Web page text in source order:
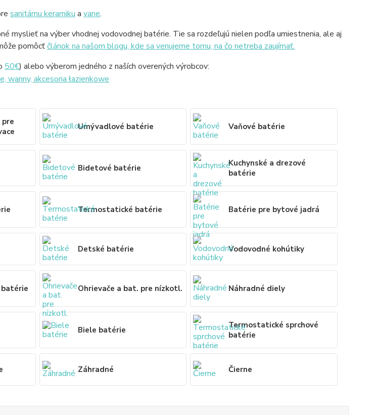
sanitárnu keramiku a vane.
myslieť na výber vhodnej vodovodnej batérie. Tie sa rozdeľujú nielen podľa umiestnenia, ale aj
pomôcťčlánok na našom blogu, kde sa venujeme tomu, na čo netreba zaujímať.
50€) alebo výberom jedného z naších overených výrobcov:
Umývadlové batérie Vaňové batérie
Bidetové batérie
Kuchynské a drezové
batérie
Termostatické batérie Batérie pre bytové jadrá
Detské batérie Vodovodné kohútiky
batérie Ohrievače a bat. pre nízkotl. Náhradné diely
Biele batérie
Termostatické sprchové
batérie
Záhradné Čierne